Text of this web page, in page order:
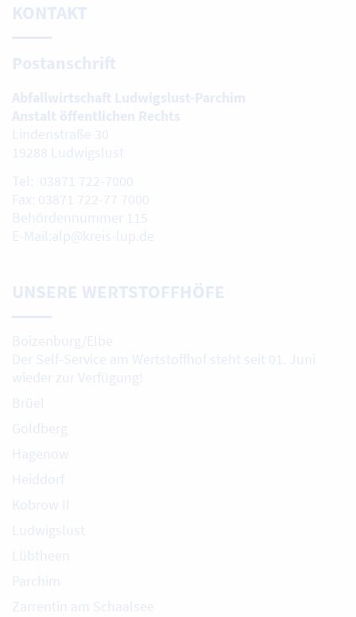
KONTAKT
Postanschrift
Abfallwirtschaft Ludwigslust-Parchim
Anstalt öffentlichen Rechts
Lindenstraße 30
19288 Ludwigslust
Tel: 03871 722-7000
Fax: 03871 722-77 7000
Behördennummer 115
E-Mail:alp@kreis-lup.de
UNSERE WERTSTOFFHÖFE
Boizenburg/Elbe
Der Self-Service am Wertstoffhof steht seit 01. Juni
wieder zur Verfügung!
Brüel
Goldberg
Hagenow
Heiddorf
Kobrow II
Ludwigslust
Lübtheen
Parchim
Zarrentin am Schaalsee